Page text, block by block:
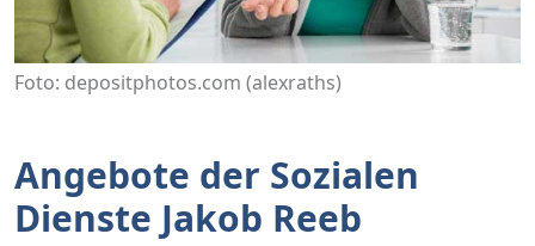
Foto: depositphotos.com (alexraths)
Angebote der Sozialen
Dienste Jakob Reeb